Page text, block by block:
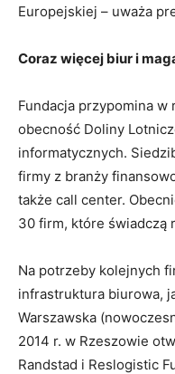
Europejskiej – uważa
Coraz więcej biur i
Fundacja przypomina
obecność Doliny
informatycznych.
firmy z branży
także call center.
30 firm, które świadczą
Na potrzeby kolejnych
infrastruktura biurowa,
Warszawska
2014 r. w Rzeszowie
Randstad i Reslogistic